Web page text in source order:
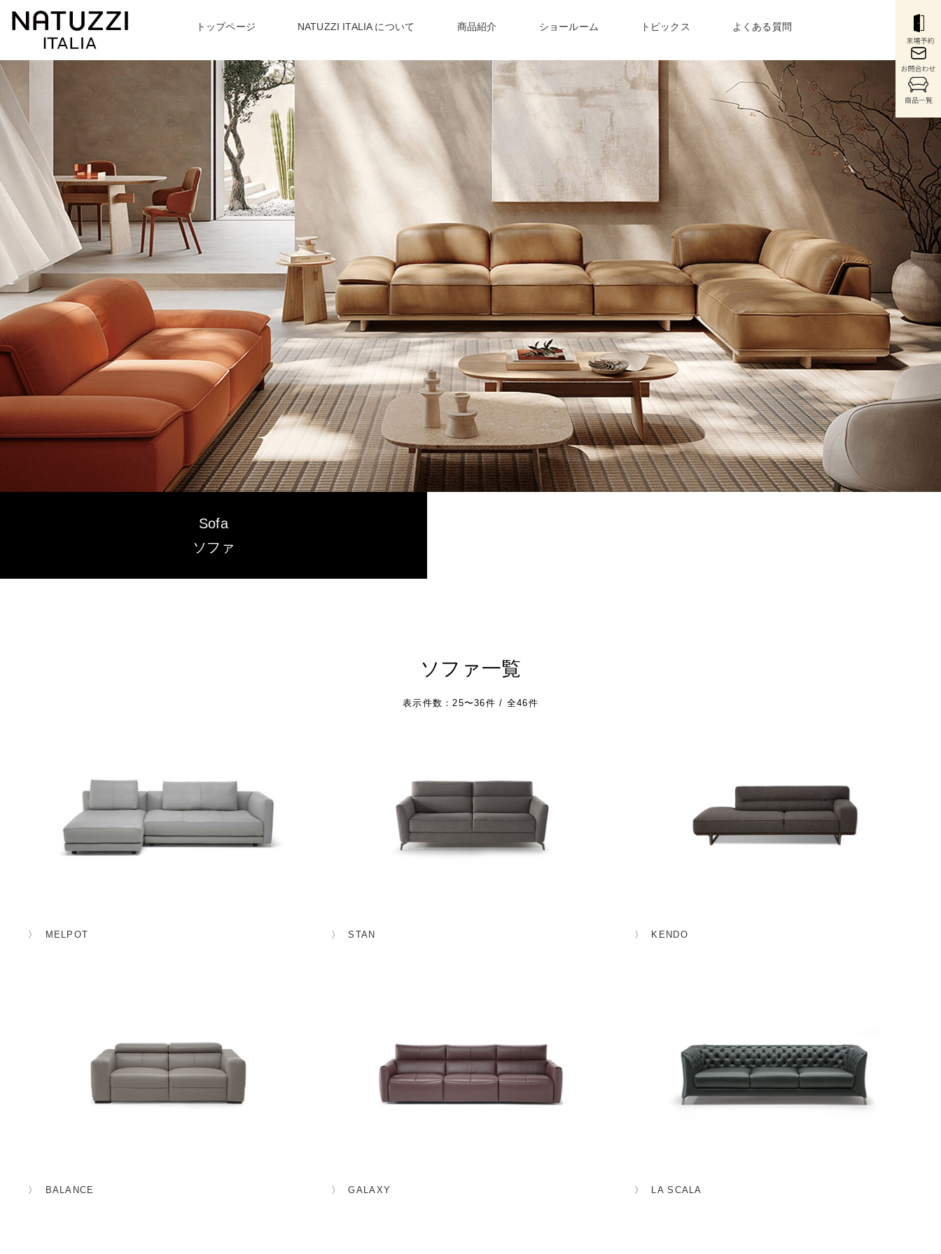
トップページ NATUZZI ITALIA について
〉NATUZZI ITARIA について一覧
〉ハンドメイドで追及する
あなたに合わせた座り心地
上質かつモダンなデザイン
〉世界72か国で愛される
ヨーロッパNo1 ソファブランド
〉購入前から購入後まで
商品紹介
〉ソファ 〉アームチェア 〉リビングテーブル デスク・コンソール
〉ダイニングテーブル 〉ダイニングチェア 〉サイドボード 〉ベッドフレーム 〉ラグ
ショールーム トピックス
NEWS
ナツッジイタリアからのお知らせ
COLUMN
最新のお役立ち情報
よくある質問
Sofa
ソファ
ソファ一覧
表示件数：25〜36件 / 全46件
MELPOT STAN KENDO
BALANCE GALAXY LA SCALA